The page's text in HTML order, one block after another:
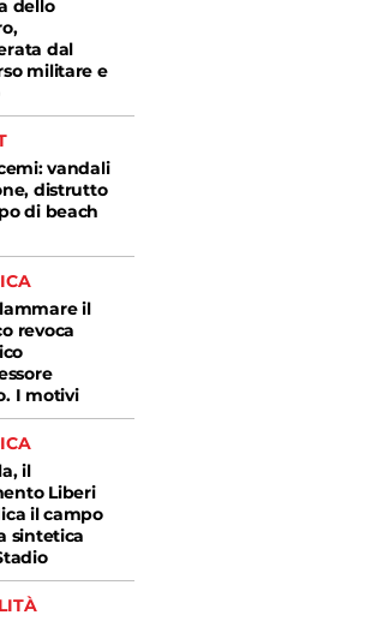
dello
dal
militare e
vandali
distrutto
di beach
il
revoca
I motivi
il
Liberi
il campo
sintetica